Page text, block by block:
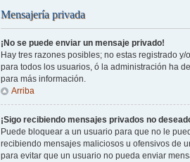
Mensajería privada
¡No se puede enviar un mensaje privado!
Hay tres razones posibles; no estas registrado
para todos los usuarios, ó la administración ha
para más información.
Arriba
¡Sigo recibiendo mensajes privados no
Puede bloquear a un usuario para que no le
recibiendo mensajes maliciosos u ofensivos de
para evitar que un usuario no pueda enviar